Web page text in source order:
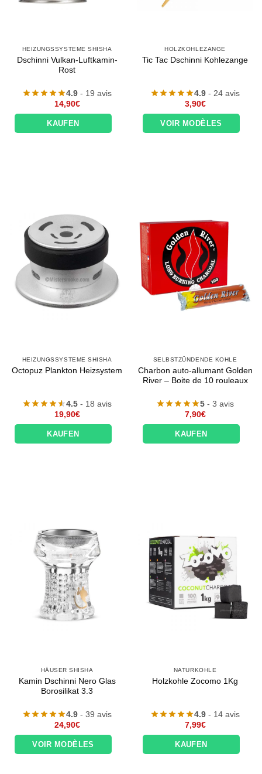
HEIZUNGSSYSTEME SHISHA
Dschinni Vulkan-Luftkamin-
Rost
4.9 - 19 avis
14,90€
KAUFEN
HOLZKOHLEZANGE
Tic Tac Dschinni Kohlezange
4.9 - 24 avis
3,90€
VOIR MODÈLES
HEIZUNGSSYSTEME SHISHA
Octopuz Plankton Heizsystem
4.5 - 18 avis
19,90€
KAUFEN
SELBSTZÜNDENDE KOHLE
Charbon auto-allumant Golden
River – Boite de 10 rouleaux
5 - 3 avis
7,90€
KAUFEN
HÄUSER SHISHA
Kamin Dschinni Nero Glas
Borosilikat 3.3
4.9 - 39 avis
24,90€
VOIR MODÈLES
NATURKOHLE
Holzkohle Zocomo 1Kg
4.9 - 14 avis
7,99€
KAUFEN